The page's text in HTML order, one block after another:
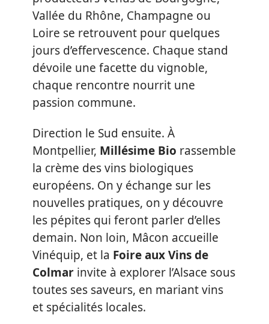
Vallée du Rhône, Champagne ou
Loire se retrouvent pour quelques
jours d’effervescence. Chaque stand
dévoile une facette du vignoble,
chaque rencontre nourrit une
passion commune.
Direction le Sud ensuite. À
Montpellier, Millésime Bio rassemble
la crème des vins biologiques
européens. On y échange sur les
nouvelles pratiques, on y découvre
les pépites qui feront parler d’elles
demain. Non loin, Mâcon accueille
Vinéquip, et la Foire aux Vins de
Colmar invite à explorer l’Alsace sous
toutes ses saveurs, en mariant vins
et spécialités locales.